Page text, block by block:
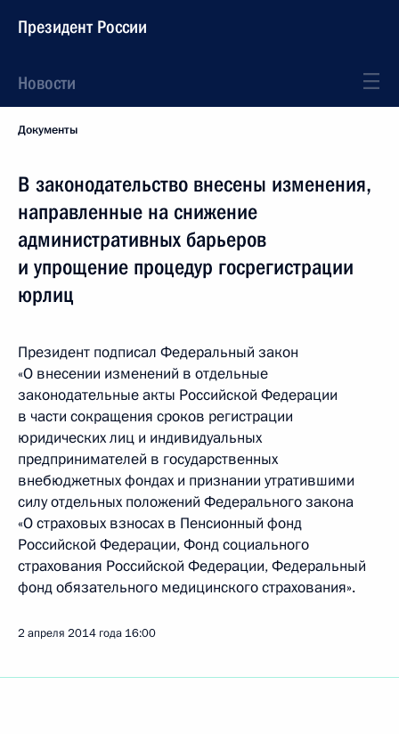
Президент России
Новости
Документы
В законодательство внесены изменения,
направленные на снижение
административных барьеров
и упрощение процедур госрегистрации
юрлиц
Президент подписал Федеральный закон
«О внесении изменений в отдельные
законодательные акты Российской Федерации
в части сокращения сроков регистрации
юридических лиц и индивидуальных
предпринимателей в государственных
внебюджетных фондах и признании утратившими
силу отдельных положений Федерального закона
«О страховых взносах в Пенсионный фонд
Российской Федерации, Фонд социального
страхования Российской Федерации, Федеральный
фонд обязательного медицинского страхования».
2 апреля 2014 года 16:00